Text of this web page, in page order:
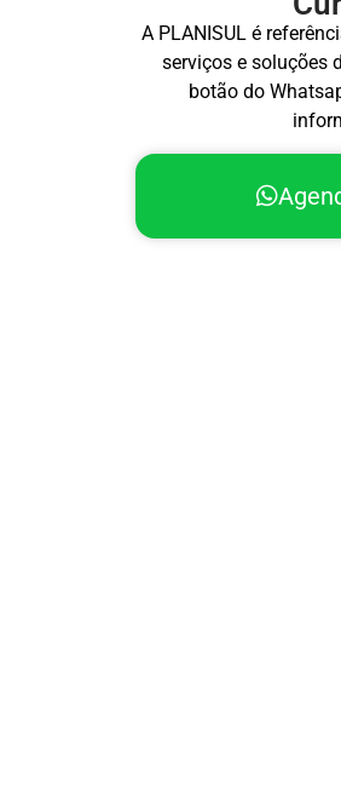
A PLANISUL é
serviços e soluções
botão do